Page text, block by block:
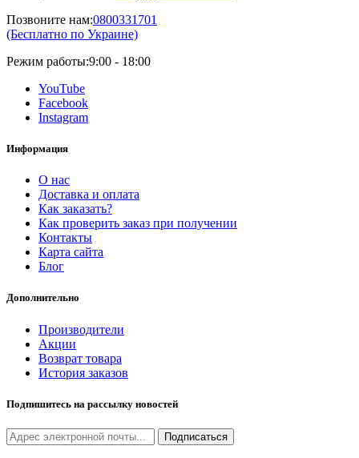
Позвоните нам:0800331701
(Бесплатно по Украине)
Режим работы:9:00 - 18:00
YouTube
Facebook
Instagram
Информация
О нас
Доставка и оплата
Как заказать?
Как проверить заказ при получении
Контакты
Карта сайта
Блог
Дополнительно
Производители
Акции
Возврат товара
История заказов
Подпишитесь на рассылку новостей
Подписаться